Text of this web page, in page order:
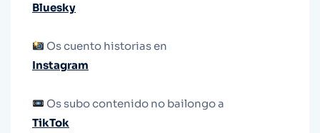
Bluesky
Os cuento historias en
Instagram
Os subo contenido no bailongo a
TikTok